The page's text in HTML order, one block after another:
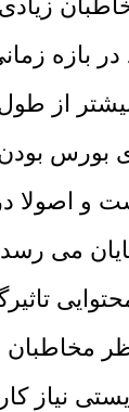
در بازه
از
بورس
و
پایان می
نیاز